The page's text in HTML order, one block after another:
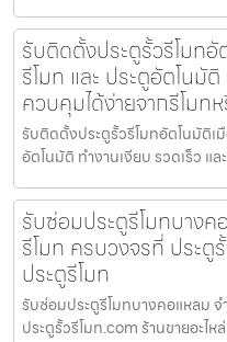
รับติดตั้งประตูรั้วรีโมทอั
รีโมท และ ประตูอัตโนมัติ
ควบคุมได้ง่ายจากรีโมท
รับติดตั้งประตูรั้วรีโมทอัตโนมัติเ
อัตโนมัติ ทำงานเงียบ รวดเร็ว แ
รับซ่อมประตูรีโมทบางค
รีโมท ครบวงจรที่ ประตู
ประตูรีโมท
รับซ่อมประตูรีโมทบางคอแหลม จ
ประตูรั้วรีโมท.com ร้านขายอะไ